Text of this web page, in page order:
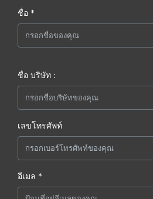
ชื่อ *
ชื่อ บริษัท :
เลขโทรศัพท์
อีเมล *